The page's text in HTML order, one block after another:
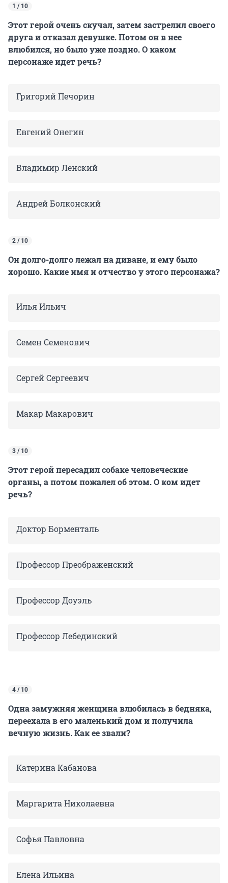
1 / 10
Этот герой очень скучал, затем застрелил своего
друга и отказал девушке. Потом он в нее
влюбился, но было уже поздно. О каком
персонаже идет речь?
Григорий Печорин
Евгений Онегин
Владимир Ленский
Андрей Болконский
2 / 10
Он долго-долго лежал на диване, и ему было
хорошо. Какие имя и отчество у этого персонажа?
Илья Ильич
Семен Семенович
Сергей Сергеевич
Макар Макарович
3 / 10
Этот герой пересадил собаке человеческие
органы, а потом пожалел об этом. О ком идет
речь?
Доктор Борменталь
Профессор Преображенский
Профессор Доуэль
Профессор Лебединский
4 / 10
Одна замужняя женщина влюбилась в бедняка,
переехала в его маленький дом и получила
вечную жизнь. Как ее звали?
Катерина Кабанова
Маргарита Николаевна
Софья Павловна
Елена Ильина